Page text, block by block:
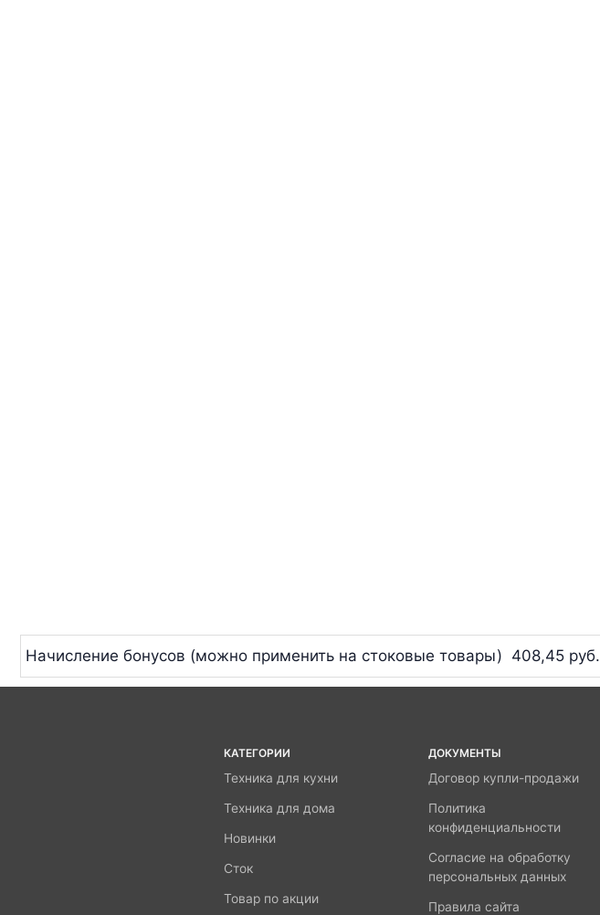
Начисление бонусов (можно применить на стоковые товары) 408,45 руб.
КАТЕГОРИИ
Техника для кухни
Техника для дома
Новинки
Сток
Товар по акции
ДОКУМЕНТЫ
Договор купли-продажи
Политика
конфиденциальности
Согласие на обработку
персональных данных
Правила сайта